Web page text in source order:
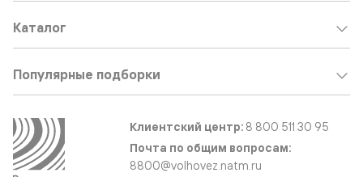
Каталог
Популярные подборки
Клиентский центр: 8 800 511 30 95
Почта по общим вопросам:
8800@volhovez.natm.ru